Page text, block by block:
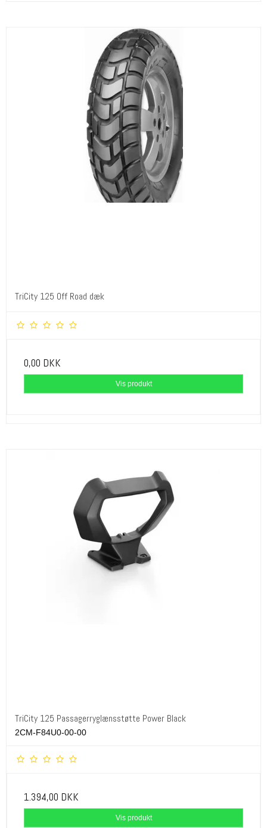
TriCity 125 Off Road dæk
0,00 DKK
Vis produkt
TriCity 125 Passagerryglænsstøtte Power Black
2CM-F84U0-00-00
1.394,00 DKK
Vis produkt